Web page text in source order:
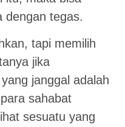
dengan tegas.
tapi memilih
jika
janggal adalah
sahabat
sesuatu yang